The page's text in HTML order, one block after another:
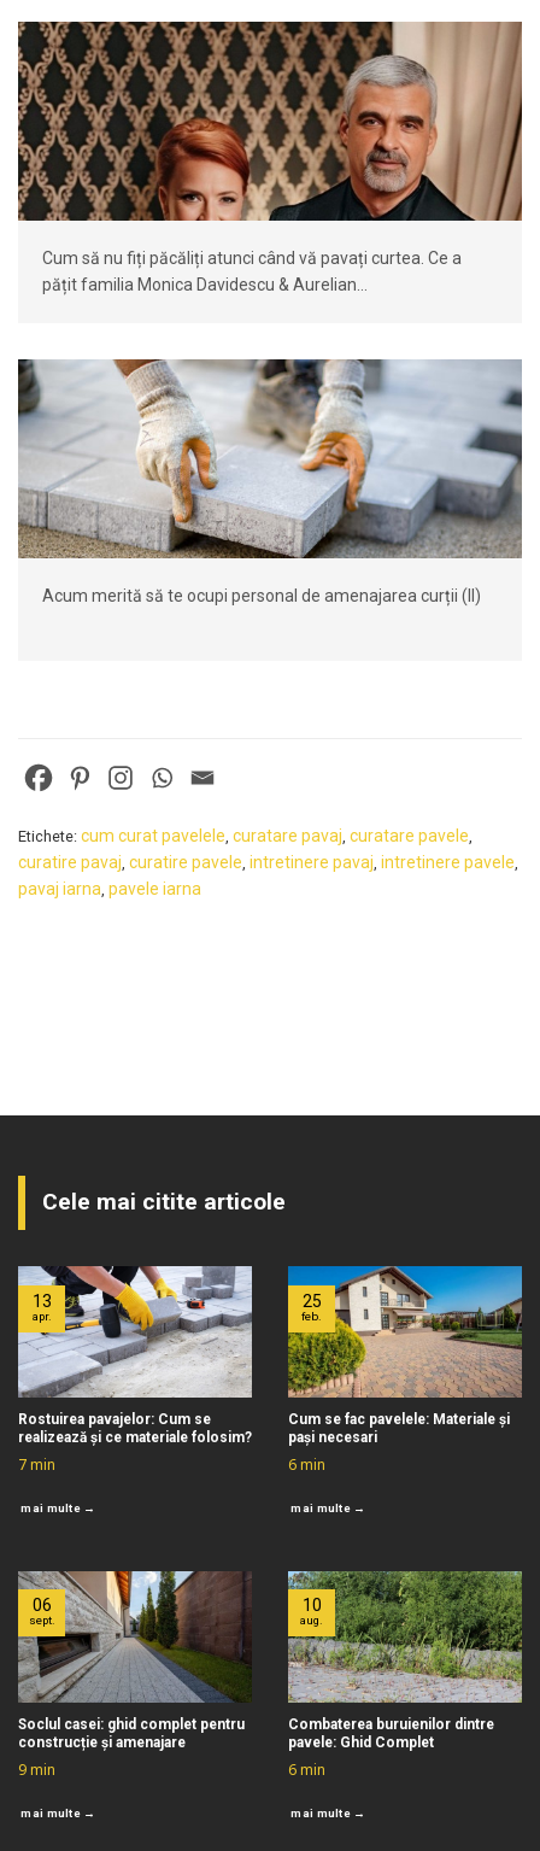
Cum să nu fiți păcăliți atunci când vă pavați curtea. Ce a
pățit familia Monica Davidescu & Aurelian…
Acum merită să te ocupi personal de amenajarea curții (II)
Etichete: cum curat pavelele curatare pavaj curatare pavele
curatire pavaj curatire pavele intretinere pavaj intretinere pavele
pavaj iarna pavele iarna
Cele mai citite articole
Rostuirea pavajelor: Cum se
realizează și ce materiale folosim?
7min
mai multe →
13
apr.
Cum se fac pavelele: Materiale și
pași necesari
6min
mai multe →
25
feb.
Soclul casei: ghid complet pentru
construcție și amenajare
9min
mai multe →
06
sept.
Combaterea buruienilor dintre
pavele: Ghid Complet
6min
mai multe →
10
aug.